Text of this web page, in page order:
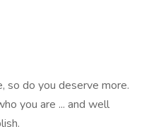
so do you deserve more.
you are ... and well